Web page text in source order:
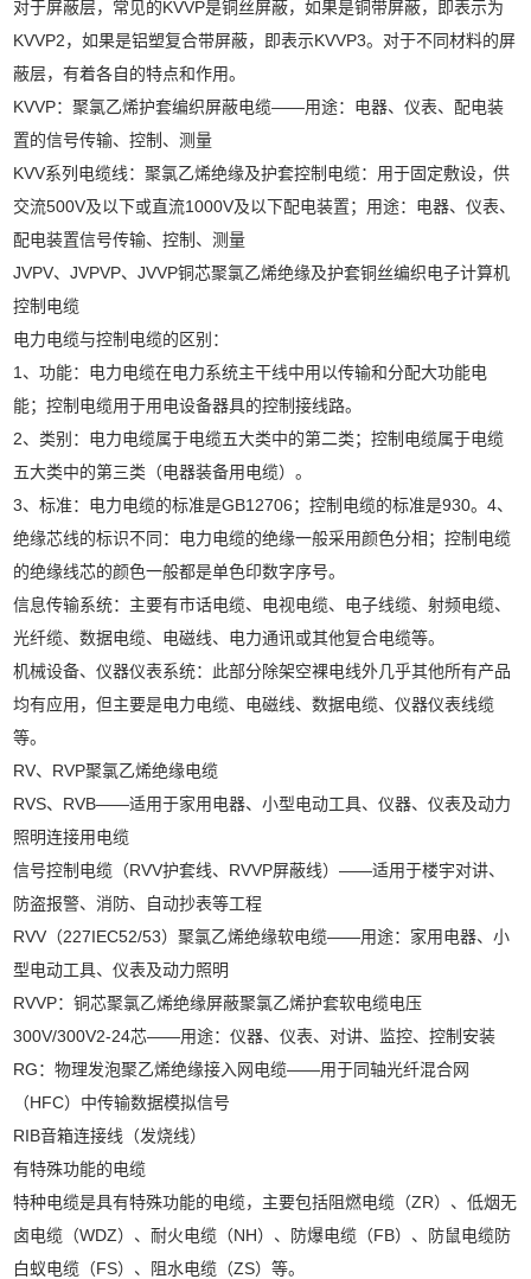
对于屏蔽层，常见的KVVP是铜丝屏蔽，如果是铜带屏蔽，即表示为
KVVP2，如果是铝塑复合带屏蔽，即表示KVVP3。对于不同材料的屏
蔽层，有着各自的特点和作用。
KVVP：聚氯乙烯护套编织屏蔽电缆——用途：电器、仪表、配电装
置的信号传输、控制、测量
KVV系列电缆线：聚氯乙烯绝缘及护套控制电缆：用于固定敷设，供
交流500V及以下或直流1000V及以下配电装置；用途：电器、仪表、
配电装置信号传输、控制、测量
JVPV、JVPVP、JVVP铜芯聚氯乙烯绝缘及护套铜丝编织电子计算机
控制电缆
电力电缆与控制电缆的区别：
1、功能：电力电缆在电力系统主干线中用以传输和分配大功能电
能；控制电缆用于用电设备器具的控制接线路。
2、类别：电力电缆属于电缆五大类中的第二类；控制电缆属于电缆
五大类中的第三类（电器装备用电缆）。
3、标准：电力电缆的标准是GB12706；控制电缆的标准是930。4、
绝缘芯线的标识不同：电力电缆的绝缘一般采用颜色分相；控制电缆
的绝缘线芯的颜色一般都是单色印数字序号。
信息传输系统：主要有市话电缆、电视电缆、电子线缆、射频电缆、
光纤缆、数据电缆、电磁线、电力通讯或其他复合电缆等。
机械设备、仪器仪表系统：此部分除架空裸电线外几乎其他所有产品
均有应用，但主要是电力电缆、电磁线、数据电缆、仪器仪表线缆
等。
RV、RVP聚氯乙烯绝缘电缆
RVS、RVB——适用于家用电器、小型电动工具、仪器、仪表及动力
照明连接用电缆
信号控制电缆（RVV护套线、RVVP屏蔽线）——适用于楼宇对讲、
防盗报警、消防、自动抄表等工程
RVV（227IEC52/53）聚氯乙烯绝缘软电缆——用途：家用电器、小
型电动工具、仪表及动力照明
RVVP：铜芯聚氯乙烯绝缘屏蔽聚氯乙烯护套软电缆电压
300V/300V2-24芯——用途：仪器、仪表、对讲、监控、控制安装
RG：物理发泡聚乙烯绝缘接入网电缆——用于同轴光纤混合网
（HFC）中传输数据模拟信号
RIB音箱连接线（发烧线）
有特殊功能的电缆
特种电缆是具有特殊功能的电缆，主要包括阻燃电缆（ZR）、低烟无
卤电缆（WDZ）、耐火电缆（NH）、防爆电缆（FB）、防鼠电缆防
白蚁电缆（FS）、阻水电缆（ZS）等。